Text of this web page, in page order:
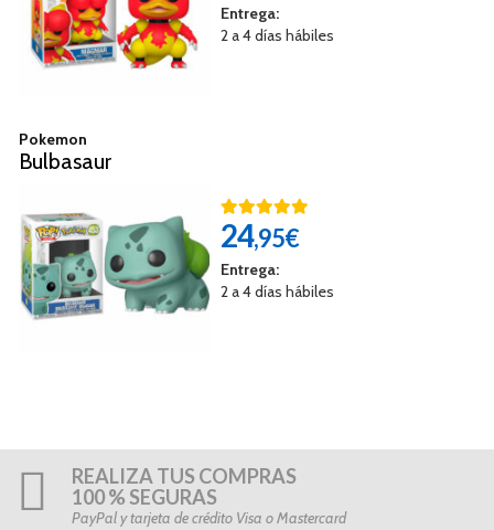
Entrega:
2 a 4 días hábiles
Pokemon
Bulbasaur
24,95€
Entrega:
2 a 4 días hábiles
REALIZA TUS COMPRAS
100 % SEGURAS
PayPal y tarjeta de crédito Visa o Mastercard